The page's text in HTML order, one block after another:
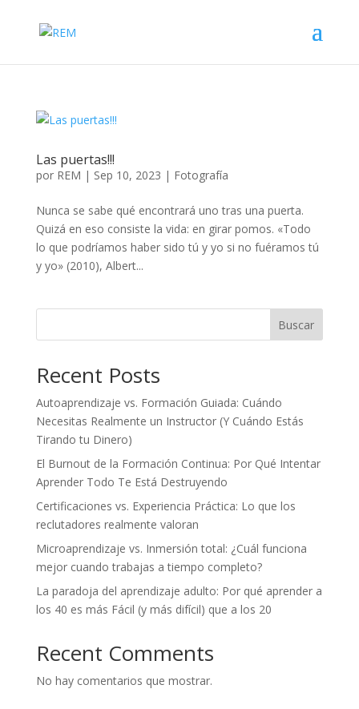
Las puertas!!!
por REM | Sep 10, 2023 | Fotografía
Nunca se sabe qué encontrará uno tras una puerta.
Quizá en eso consiste la vida: en girar pomos. «Todo
lo que podríamos haber sido tú y yo si no fuéramos tú
y yo» (2010), Albert...
Buscar
Recent Posts
Autoaprendizaje vs. Formación Guiada: Cuándo
Necesitas Realmente un Instructor (Y Cuándo Estás
Tirando tu Dinero)
El Burnout de la Formación Continua: Por Qué Intentar
Aprender Todo Te Está Destruyendo
Certificaciones vs. Experiencia Práctica: Lo que los
reclutadores realmente valoran
Microaprendizaje vs. Inmersión total: ¿Cuál funciona
mejor cuando trabajas a tiempo completo?
La paradoja del aprendizaje adulto: Por qué aprender a
los 40 es más Fácil (y más difícil) que a los 20
Recent Comments
No hay comentarios que mostrar.